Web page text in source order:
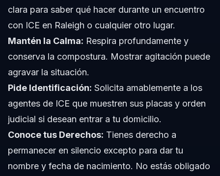
clara para saber qué hacer durante un encuentro
con ICE en Raleigh o cualquier otro lugar.
Mantén la Calma: Respira profundamente y
conserva la compostura. Mostrar agitación puede
agravar la situación.
Pide Identificación: Solicita amablemente a los
agentes de ICE que muestren sus placas y orden
judicial si desean entrar a tu domicilio.
Conoce tus Derechos: Tienes derecho a
permanecer en silencio excepto para dar tu
nombre y fecha de nacimiento. No estás obligado